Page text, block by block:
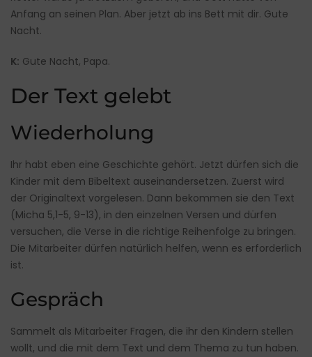
Anfang an seinen Plan. Aber jetzt ab ins Bett mit dir. Gute
Nacht.
K: Gute Nacht, Papa.
Der Text gelebt
Wiederholung
Ihr habt eben eine Geschichte gehört. Jetzt dürfen sich die
Kinder mit dem Bibeltext auseinandersetzen. Zuerst wird
der Originaltext vorgelesen. Dann bekommen sie den Text
(Micha 5,1-5, 9-13), in den einzelnen Versen und dürfen
versuchen, die Verse in die richtige Reihenfolge zu bringen.
Die Mitarbeiter dürfen natürlich helfen, wenn es erforderlich
ist.
Gespräch
Sammelt als Mitarbeiter Fragen, die ihr den Kindern stellen
wollt, und die mit dem Text und dem Thema zu tun haben.